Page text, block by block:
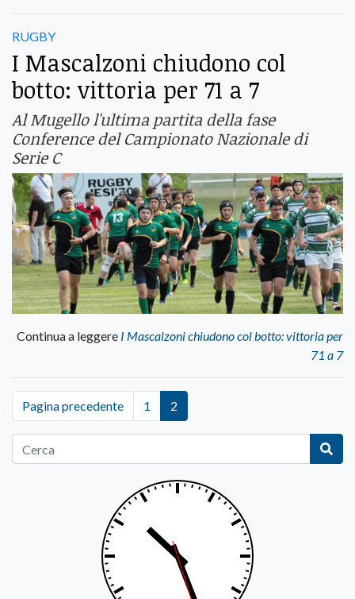
RUGBY
I Mascalzoni chiudono col
botto: vittoria per 71 a 7
Al Mugello l'ultima partita della fase
Conference del Campionato Nazionale di
Serie C
Continua a leggere I Mascalzoni chiudono col botto: vittoria per
71 a 7
Pagina precedente 1 2